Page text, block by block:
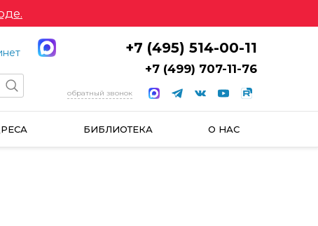
+7 (495) 514-00-11
+7 (499) 707-11-76
обратный звонок
БИБЛИОТЕКА О НАС